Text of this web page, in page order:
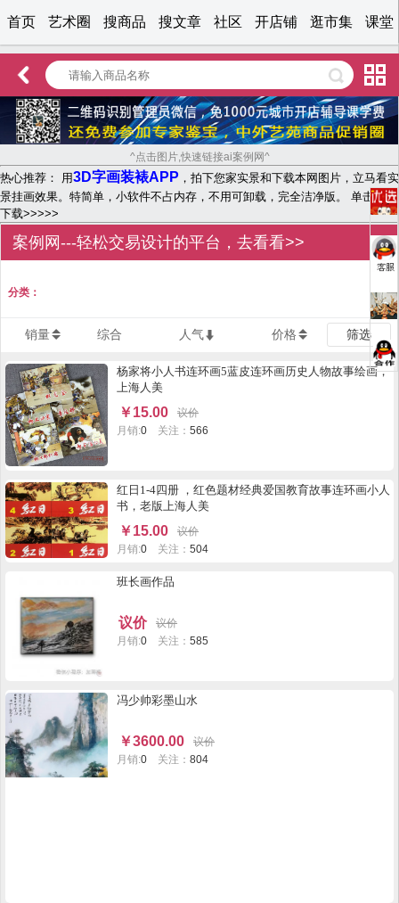
首页 艺术圈 搜商品 搜文章 社区 开店铺 逛市集 课堂
^点击图片,快速链接ai案例网^
热心推荐： 用3D字画装裱APP ，拍下您家实景和下载本网图片，立马看实
景挂画效果。特简单，小软件不占内存，不用可卸载，完全洁净版。 单击文字
下载>>>>>
案例网---轻松交易设计的平台，去看看>>
分类：
销量 综合 人气 价格 筛选
杨家将小人书连环画5蓝皮连环画历史人物故事绘画，
上海人美
￥15.00
议价
月销:0 关注：566
红日1-4四册 ，红色题材经典爱国教育故事连环画小人
书，老版上海人美
￥15.00
议价
月销:0 关注：504
班长画作品
议价
议价
月销:0 关注：585
冯少帅彩墨山水
￥3600.00
议价
月销:0 关注：804